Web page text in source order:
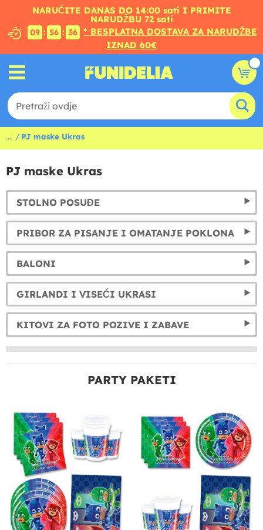
NARUČITE DANAS DO 14:00 sati I PRIMITE
NARUDŽBU 72 sati
09 : 56 : 36 * BESPLATNA DOSTAVA ZA NARUDŽBE
IZNAD 60€
... PJ maske Ukras
PJ maske Ukras
STOLNO POSUĐE
PRIBOR ZA PISANJE I OMATANJE POKLONA
BALONI
GIRLANDI I VISEĆI UKRASI
KITOVI ZA FOTO POZIVE I ZABAVE
PARTY PAKETI